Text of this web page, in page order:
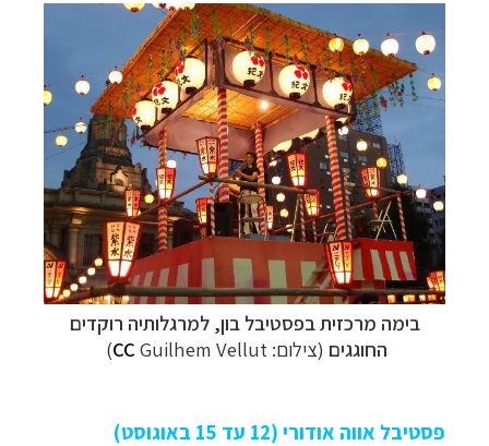
בימה מרכזית בפסטיבל בון, למרגלותיה רוקדים
החוגגים (צילום: CC Guilhem Vellut
)
פסטיבל אווה אודורי (12 עד 15 באוגוסט)